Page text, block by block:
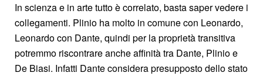
In scienza e in arte tutto è correlato, basta saper vedere i
collegamenti. Plinio ha molto in comune con Leonardo,
Leonardo con Dante, quindi per la proprietà transitiva
potremmo riscontrare anche affinità tra Dante, Plinio e
De Biasi. Infatti Dante considera presupposto dello stato